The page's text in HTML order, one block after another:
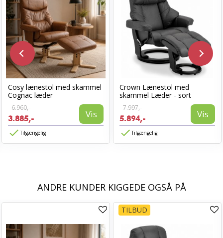
Cosy lænestol med skammel
Cognac læder
6.960,-
3.885,- Vis
Tilgængelig
Crown Lænestol med
skammel Læder - sort
7.997,-
5.894,- Vis
Tilgængelig
ANDRE KUNDER KIGGEDE OGSÅ PÅ
TILBUD